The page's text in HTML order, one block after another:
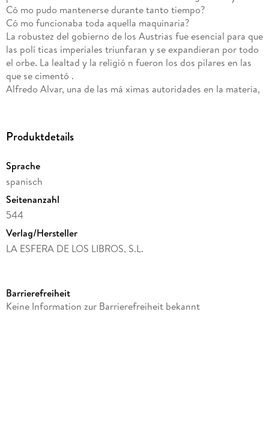
Có mo pudo mantenerse durante tanto tiempo?
Có mo funcionaba toda aquella maquinaria?
La robustez del gobierno de los Austrias fue esencial para que
las polí ticas imperiales triunfaran y se expandieran por todo
el orbe. La lealtad y la religió n fueron los dos pilares en las
que se cimentó .
Alfredo Alvar, una de las má ximas autoridades en la materia,
y configuració n social.
detalles sobre los aspectos má s desconocidos de este
poderoso imperio.
Produktdetails
Sprache
spanisch
Seitenanzahl
544
Verlag/Hersteller
LA ESFERA DE LOS LIBROS, S.L.
ISBN
Barrierefreiheit
Keine Information zur Barrierefreiheit bekannt